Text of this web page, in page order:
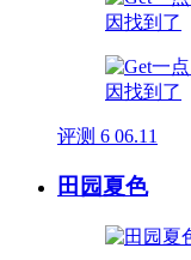
评测 6 06.11
田园夏色